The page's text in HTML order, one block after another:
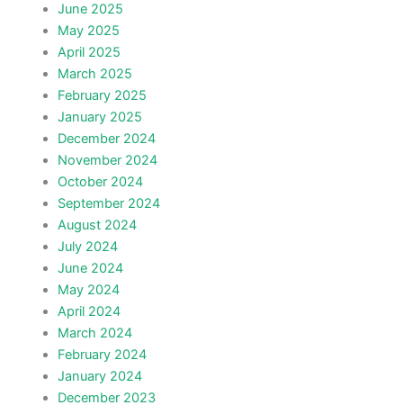
June 2025
May 2025
April 2025
March 2025
February 2025
January 2025
December 2024
November 2024
October 2024
September 2024
August 2024
July 2024
June 2024
May 2024
April 2024
March 2024
February 2024
January 2024
December 2023